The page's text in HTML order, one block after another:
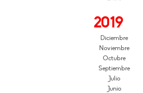
2019
Diciembre
Noviembre
Octubre
Septiembre
Julio
Junio